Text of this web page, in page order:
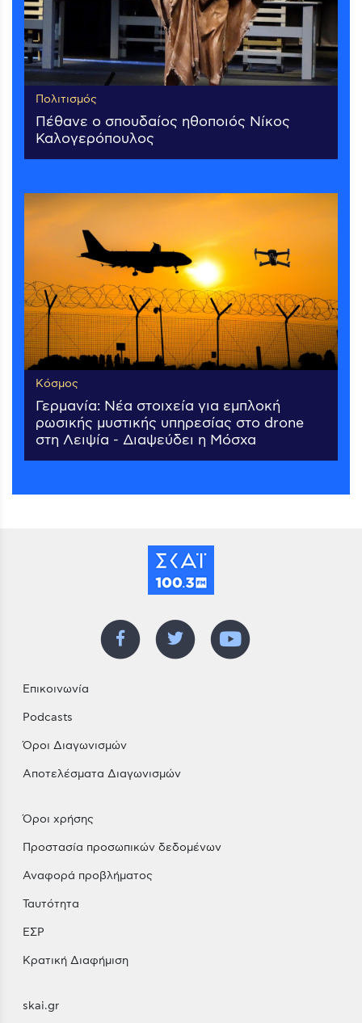
Πολιτισμός
Πέθανε ο σπουδαίος ηθοποιός Νίκος
Καλογερόπουλος
Κόσμος
Γερμανία: Νέα στοιχεία για εμπλοκή
ρωσικής μυστικής υπηρεσίας στο drone
στη Λειψία - Διαψεύδει η Μόσχα
Επικοινωνία
Podcasts
Όροι Διαγωνισμών
Αποτελέσματα Διαγωνισμών
Όροι χρήσης
Προστασία προσωπικών δεδομένων
Αναφορά προβλήματος
Ταυτότητα
ΕΣΡ
Κρατική Διαφήμιση
skai.gr